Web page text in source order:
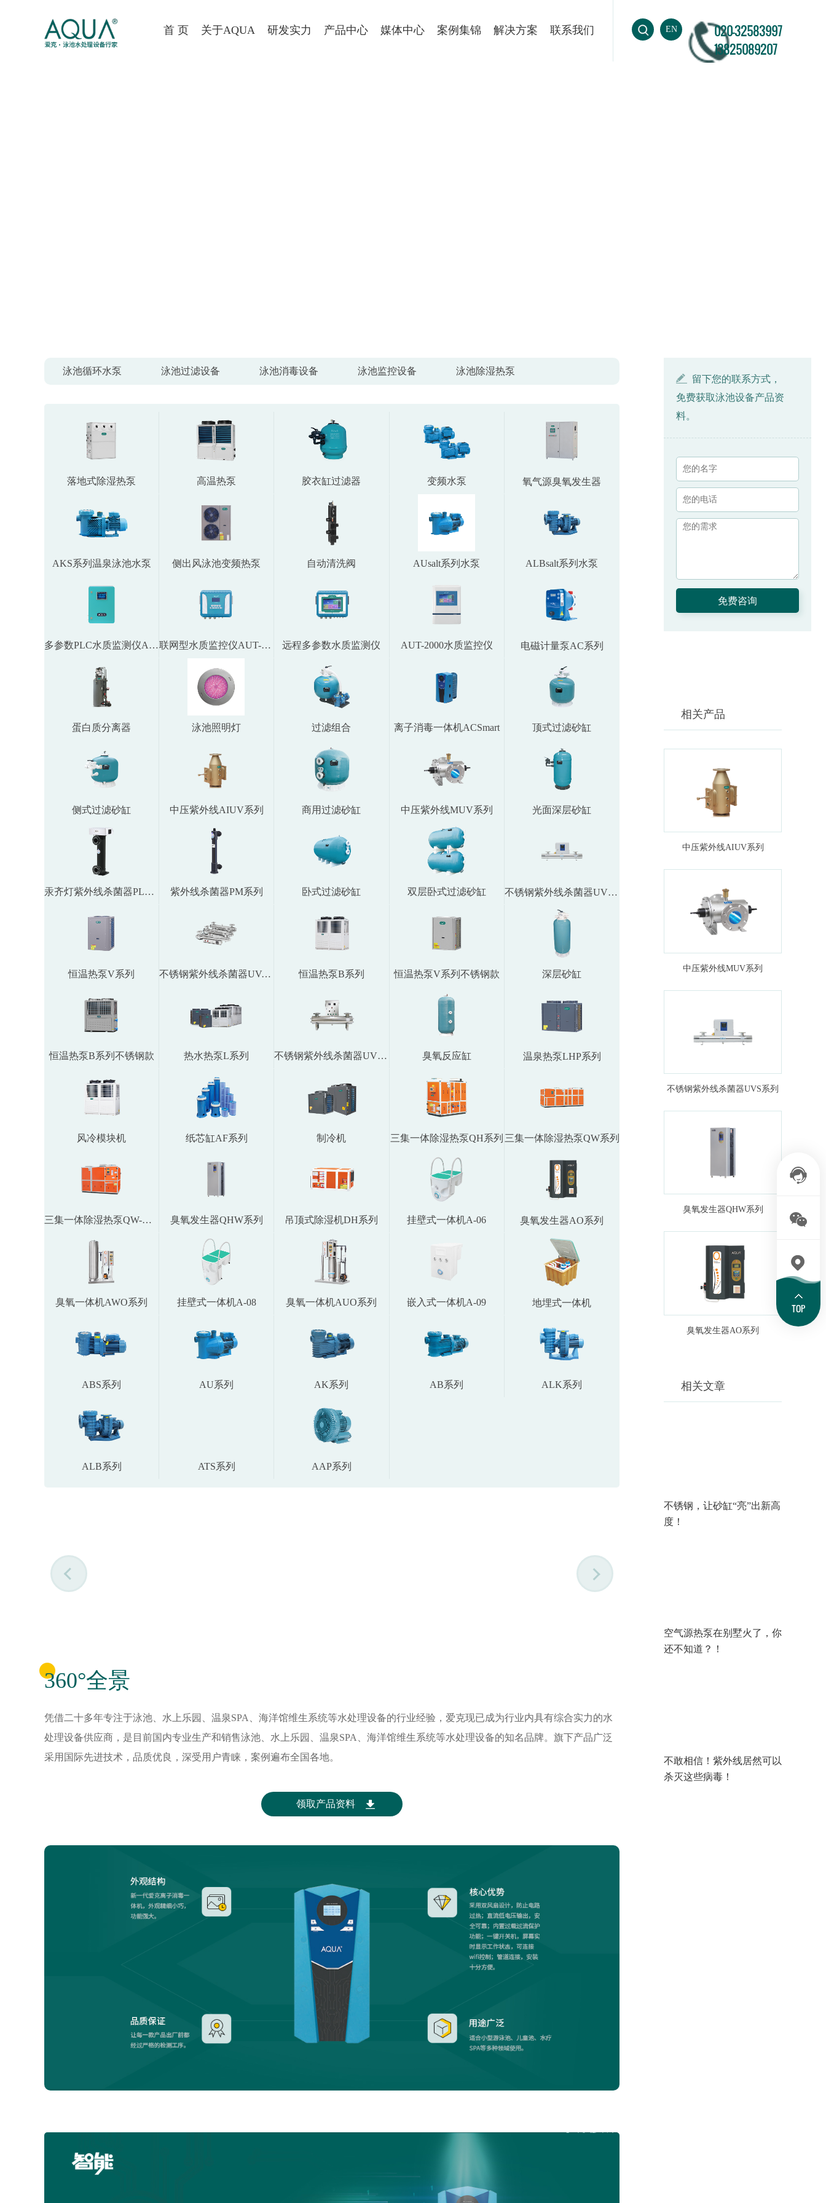
EN
020-32583997
13825089207
首 页 关于AQUA 研发实力 产品中心 媒体中心 案例集锦 解决方案 联系我们
泳池循环水泵 泳池过滤设备 泳池消毒设备 泳池监控设备 泳池除湿热泵
落地式除湿热泵 高温热泵 胶衣缸过滤器 变频水泵 氧气源臭氧发生器
AKS系列温泉泳池水泵 侧出风泳池变频热泵 自动清洗阀 AUsalt系列水泵 ALBsalt系列水泵
多参数PLC水质监测仪AUT-3000 联网型水质监控仪AUT-1000 远程多参数水质监测仪 AUT-2000水质监控仪 电磁计量泵AC系列
蛋白质分离器 泳池照明灯 过滤组合 离子消毒一体机ACSmart 顶式过滤砂缸
侧式过滤砂缸 中压紫外线AIUV系列 商用过滤砂缸 中压紫外线MUV系列 光面深层砂缸
汞齐灯紫外线杀菌器PL系列 紫外线杀菌器PM系列 卧式过滤砂缸 双层卧式过滤砂缸 不锈钢紫外线杀菌器UVS系列
恒温热泵V系列 不锈钢紫外线杀菌器UVA系列 恒温热泵B系列 恒温热泵V系列不锈钢款 深层砂缸
恒温热泵B系列不锈钢款 热水热泵L系列 不锈钢紫外线杀菌器UVF系列 臭氧反应缸 温泉热泵LHP系列
风冷模块机 纸芯缸AF系列 制冷机 三集一体除湿热泵QH系列 三集一体除湿热泵QW系列
三集一体除湿热泵QW-AI系列（无室外机） 臭氧发生器QHW系列 吊顶式除湿机DH系列 挂壁式一体机A-06 臭氧发生器AO系列
臭氧一体机AWO系列 挂壁式一体机A-08 臭氧一体机AUO系列 嵌入式一体机A-09 地埋式一体机
ABS系列 AU系列 AK系列 AB系列 ALK系列
ALB系列 ATS系列 AAP系列
360°全景
凭借二十多年专注于泳池、水上乐园、温泉SPA、海洋馆维生系统等水处理设备的行业经验，爱克现已成为行业内具有综合实力的水
处理设备供应商，是目前国内专业生产和销售泳池、水上乐园、温泉SPA、海洋馆维生系统等水处理设备的知名品牌。旗下产品广泛
采用国际先进技术，品质优良，深受用户青睐，案例遍布全国各地。
领取产品资料
留下您的联系方式，
免费获取泳池设备产品资
料。
相关产品
中压紫外线AIUV系列
中压紫外线MUV系列
不锈钢紫外线杀菌器UVS系列
臭氧发生器QHW系列
臭氧发生器AO系列
相关文章
不锈钢，让砂缸“亮”出新高
度！
空气源热泵在别墅火了，你
还不知道？！
不敢相信！紫外线居然可以
杀灭这些病毒！
TOP